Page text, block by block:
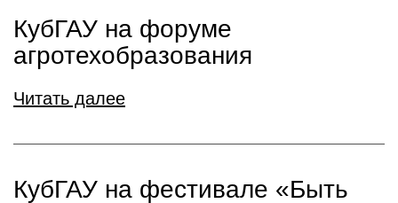
КубГАУ на форуме
агротехобразования
Читать далее
КубГАУ на фестивале «Быть